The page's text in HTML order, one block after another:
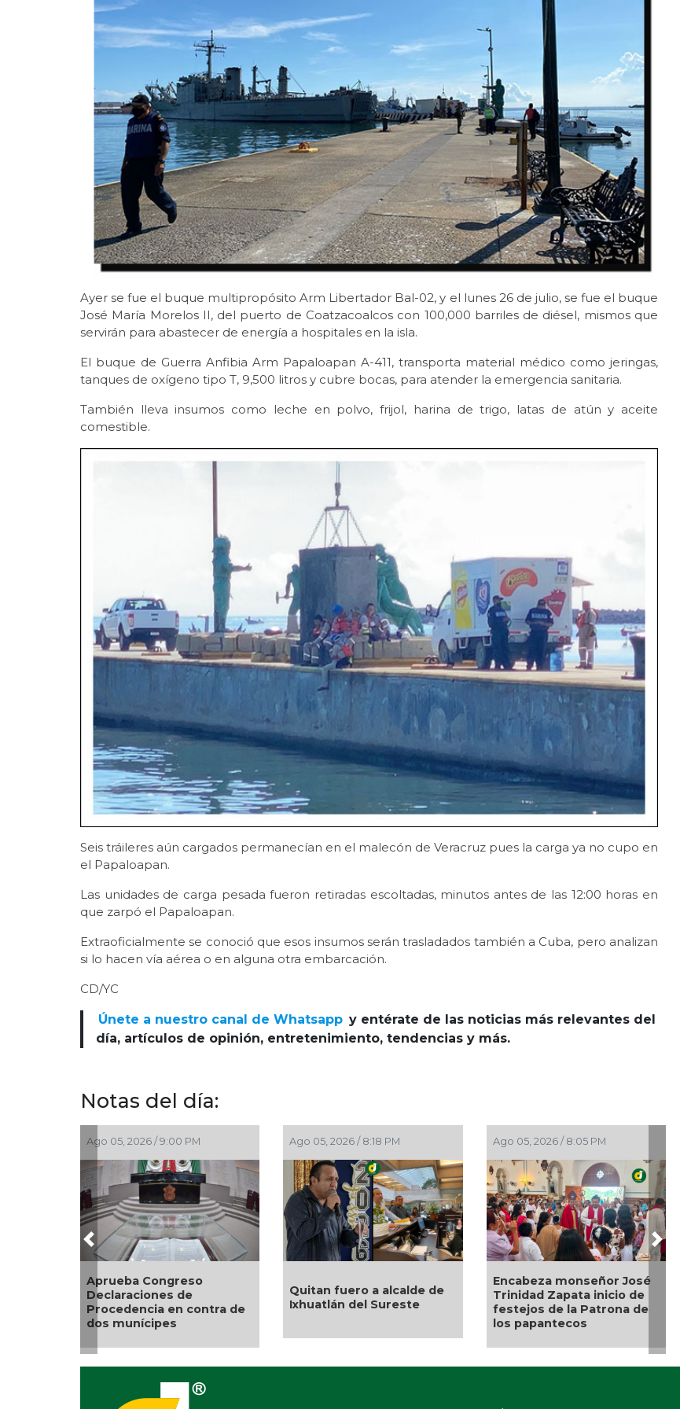
Ayer se fue el buque multipropósito Arm Libertador Bal-02, y el lunes 26 de julio, se fue el buque
José María Morelos II, del puerto de Coatzacoalcos con 100,000 barriles de diésel, mismos que
servirán para abastecer de energía a hospitales en la isla.
El buque de Guerra Anfibia Arm Papaloapan A-411, transporta material médico como jeringas,
tanques de oxígeno tipo T, 9,500 litros y cubre bocas, para atender la emergencia sanitaria.
También lleva insumos como leche en polvo, frijol, harina de trigo, latas de atún y aceite
comestible.
Seis tráileres aún cargados permanecían en el malecón de Veracruz pues la carga ya no cupo en
el Papaloapan.
Las unidades de carga pesada fueron retiradas escoltadas, minutos antes de las 12:00 horas en
que zarpó el Papaloapan.
Extraoficialmente se conoció que esos insumos serán trasladados también a Cuba, pero analizan
si lo hacen vía aérea o en alguna otra embarcación.
CD/YC
Únete a nuestro canal de Whatsapp y entérate de las noticias más relevantes del
día, artículos de opinión, entretenimiento, tendencias y más.
Notas del día:
Ago 05, 2026 / 7:46 PM
Entrega DIF Municipal de
Veracruz cerca de 100
credenciales de
discapacidad
Ago 05, 2026 / 7:20 PM
hubo retiro de árboles por
representar riesgos; no es
Ago 05, 2026 / 6:42 PM
Alcalde de Úrsulo Galván,
Veracruz es desaforado
Previous Next